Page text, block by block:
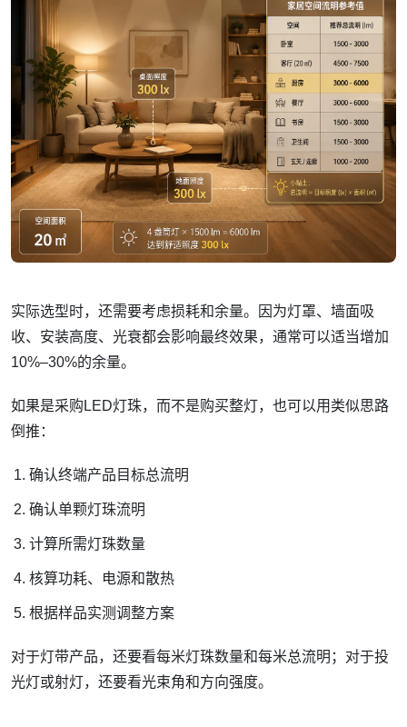
实际选型时，还需要考虑损耗和余量。因为灯罩、墙面吸
收、安装高度、光衰都会影响最终效果，通常可以适当增加
10%–30%的余量。
如果是采购LED灯珠，而不是购买整灯，也可以用类似思路
倒推：
确认终端产品目标总流明
确认单颗灯珠流明
计算所需灯珠数量
核算功耗、电源和散热
根据样品实测调整方案
对于灯带产品，还要看每米灯珠数量和每米总流明；对于投
光灯或射灯，还要看光束角和方向强度。